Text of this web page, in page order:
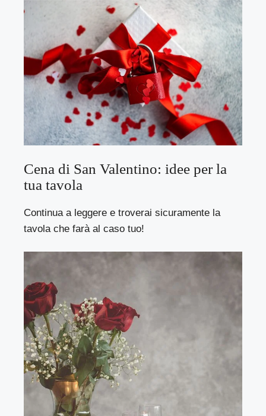
Cena di San Valentino: idee per la
tua tavola
Continua a leggere e troverai sicuramente la
tavola che farà al caso tuo!